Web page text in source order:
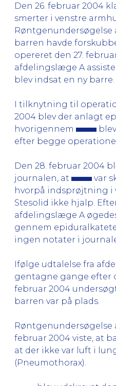
Den 26. februar 2004
smerter i venstre
Røntgenundersøgelse
barren havde
opereret den 27.
afdelingslæge A
blev indsat en ny barre.
I tilknytning til
2004 blev der anlagt
hvorigennem
efter begge
Den 28. februar 2004
journalen, at
var
hvorpå indsprøjtning i
Stesolid ikke hjalp.
afdelingslæge A
gennem
ingen notater i
Ifølge udtalelse fra
gentagne gange efter
februar 2004
barren var på plads.
Røntgenundersøgelse
februar 2004 viste, at
at der ikke var luft i
(Pneumothorax).